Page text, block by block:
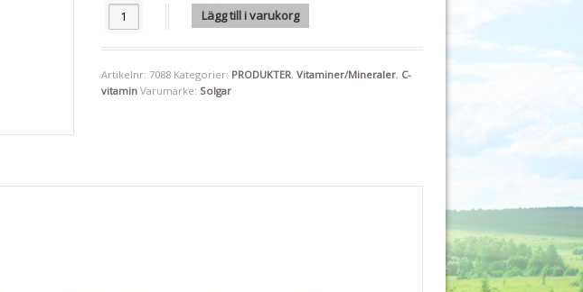
Vitamin C 1000 mg 100 kap Solgar "Mängdrabatt" mängd
Lägg till i varukorg
Artikelnr: 7088 Kategorier: PRODUKTER, Vitaminer/Mineraler, C-
vitamin Varumärke: Solgar